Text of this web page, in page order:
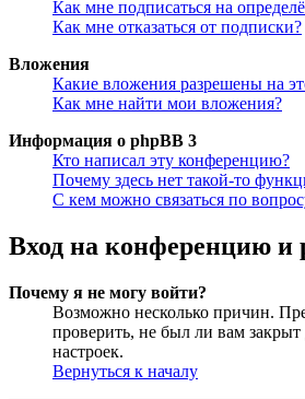
Как мне подписаться на
Как мне отказаться от подписки?
Вложения
Какие вложения разрешены на
Как мне найти мои вложения?
Информация о phpBB 3
Кто написал эту конференцию?
Почему здесь нет такой-то
С кем можно связаться по
Вход на конференцию и
Почему я не могу войти?
Возможно несколько причин.
проверить, не был ли вам
настроек.
Вернуться к началу